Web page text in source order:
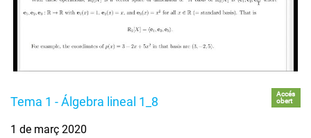
Tema 1 - Álgebra lineal 1_8
Accés
obert
1 de març 2020